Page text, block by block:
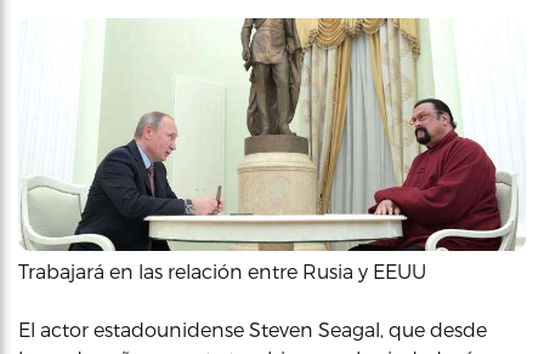
Trabajará en las relación entre Rusia y EEUU
El actor estadounidense Steven Seagal, que desde